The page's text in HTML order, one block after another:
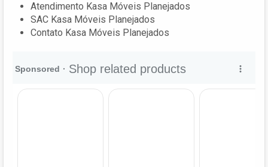
Atendimento Kasa Móveis Planejados
SAC Kasa Móveis Planejados
Contato Kasa Móveis Planejados